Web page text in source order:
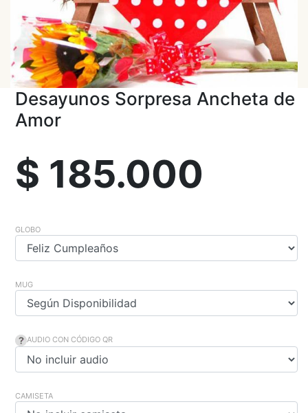
Desayunos Sorpresa Ancheta de
Amor
$ 185.000
GLOBO
MUG
AUDIO CON CÓDIGO QR
CAMISETA